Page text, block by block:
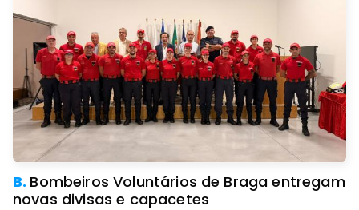
B. Bombeiros Voluntários de Braga entregam
novas divisas e capacetes